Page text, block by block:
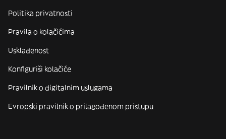
Politika privatnosti
Pravila o kolačićima
Usklađenost
Konfiguriši kolačiće
Pravilnik o digitalnim uslugama
Evropski pravilnik o prilagođenom pristupu